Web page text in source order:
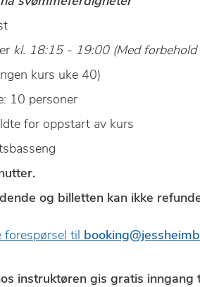
kl. 18:15 - 19:00 (Med
kurs uke 40)
10 personer
for oppstart av kurs
og billetten kan ikke
forespørsel til
instruktøren gis gratis inngang